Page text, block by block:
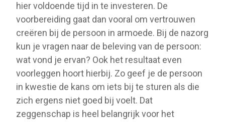
hier voldoende tijd in te investeren. De
voorbereiding gaat dan vooral om vertrouwen
creëren bij de persoon in armoede. Bij de nazorg
kun je vragen naar de beleving van de persoon:
wat vond je ervan? Ook het resultaat even
voorleggen hoort hierbij. Zo geef je de persoon
in kwestie de kans om iets bij te sturen als die
zich ergens niet goed bij voelt. Dat
zeggenschap is heel belangrijk voor het